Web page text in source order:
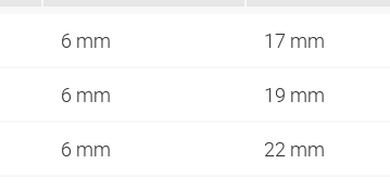
6 mm 17 mm
6 mm 19 mm
6 mm 22 mm